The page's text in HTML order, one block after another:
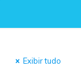
Exibir tudo